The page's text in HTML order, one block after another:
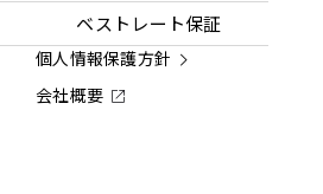
ベストレート保証
個人情報保護方針
会社概要